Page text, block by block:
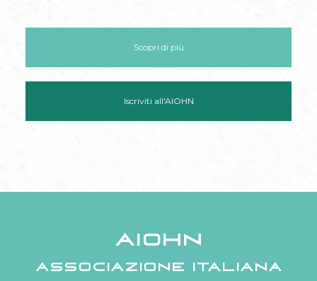
Scopri di più
Iscriviti all'AIOHN
AIOHN
Associazione Italiana